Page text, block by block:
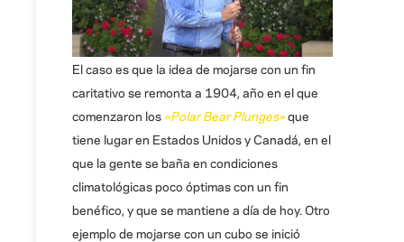
El caso es que la idea de mojarse con un fin
caritativo se remonta a 1904, año en el que
comenzaron los «Polar Bear Plunges»que
tiene lugar en Estados Unidos y Canadá, en el
que la gente se baña en condiciones
climatológicas poco óptimas con un fin
benéfico, y que se mantiene a día de hoy. Otro
ejemplo de mojarse con un cubo se inició